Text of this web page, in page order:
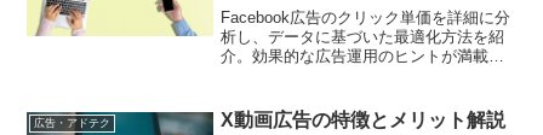
Facebook広告のクリック単価を詳細に分
析し、データに基づいた最適化方法を紹
介。効果的な広告運用のヒントが満載で
広告・アドテク X動画広告の特徴とメリット解説